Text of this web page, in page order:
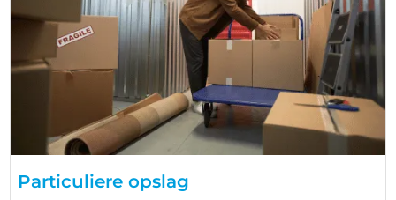
Particuliere opslag